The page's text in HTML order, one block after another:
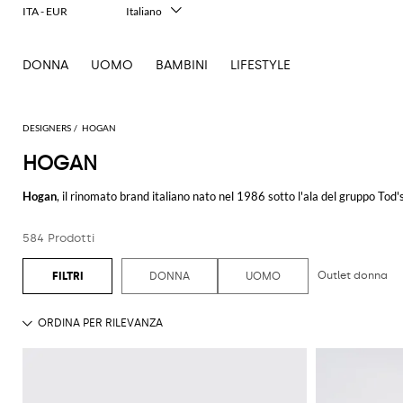
DESIGNERS HOGAN
HOGAN
Hogan, il rinomato brand italiano nato nel 1986 sotto l'ala del gruppoTod's
Lescarpe Hogansono state progettate per soddisfare un pubblico che
uno stile contemporaneo. Questa filosofia si riflette in modo particolare
collezione variegata, che spazia dalle sneaker eleganti a calzature più
584 Prodotti
DONNA UOMO Outlet donna
DONNA UOMO BAMBINI LIFESTYLE
ITA - EUR
Italiano
Deutsch